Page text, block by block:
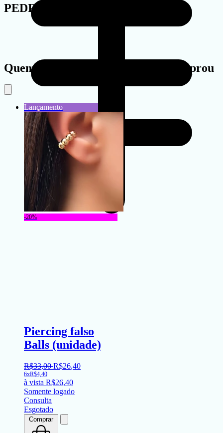
PEDRA
Quem viu este produto também comprou
-20%
Piercing falso
Balls (unidade)
R$33,00 R$26,40
6xR$4,40
à vista R$26,40
Somente logado
Consulta
Esgotado
Comprar